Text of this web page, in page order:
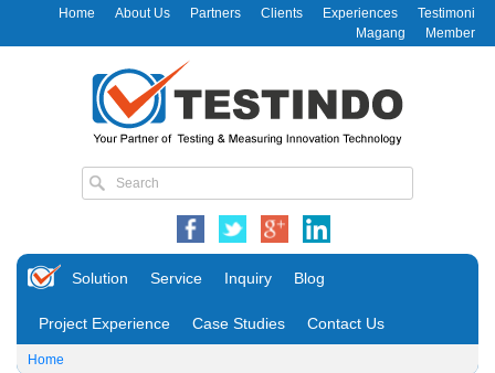
Home About Us Partners Clients Experiences
Testimoni
Magang
Member
Solution Service Inquiry Blog
Project Experience Case Studies Contact Us
Home